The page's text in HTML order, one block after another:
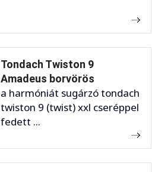
Tondach Twiston 9
Amadeus borvörös
a harmóniát sugárzó tondach
twiston 9 (twist) xxl cseréppel
fedett ...